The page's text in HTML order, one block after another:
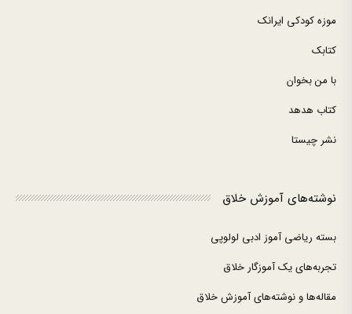
موزه کودکی ایرانک
کتابک
با من بخوان
کتاب هدهد
نشر چیستا
نوشته‌های آموزش خلاق
بسته ریاضی آموز ادبی لولوپی
تجربه‌های یک آموزگار خلاق
مقاله‌ها و نوشته‌های آموزش خلاق